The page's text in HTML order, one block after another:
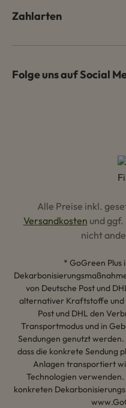
Zahlarten
Folge uns auf Social
Alle Preise inkl.
Versandkosten und
nicht
* GoGreen Plus
von Deutsche Post und
alternativer Kraftstoffe und
Post und DHL den
Transportmodus und in
Sendungen genutzt
dass die konkrete Sendung
Anlagen transportiert
Technologien
konkreten